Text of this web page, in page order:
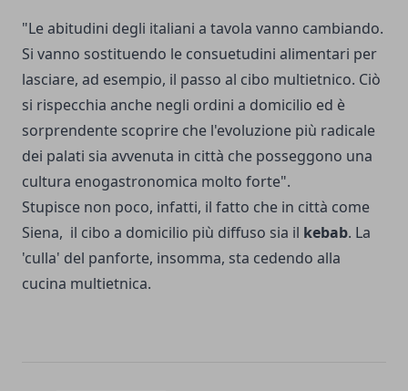
"Le abitudini degli italiani a tavola vanno cambiando.
Si vanno sostituendo le consuetudini alimentari per
lasciare, ad esempio, il passo al cibo multietnico. Ciò
si rispecchia anche negli ordini a domicilio ed è
sorprendente scoprire che l'evoluzione più radicale
dei palati sia avvenuta in città che posseggono una
cultura enogastronomica molto forte".
Stupisce non poco, infatti, il fatto che in città come
Siena, il cibo a domicilio più diffuso sia il kebab. La
'culla' del panforte, insomma, sta cedendo alla
cucina multietnica.